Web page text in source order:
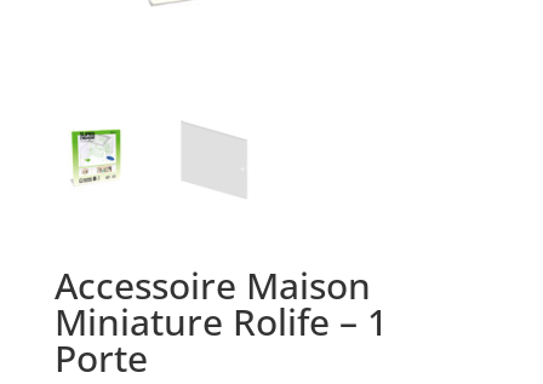
Accessoire Maison
Miniature Rolife – 1
Porte